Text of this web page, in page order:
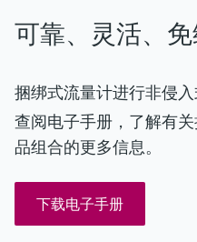
可靠、灵活、
捆绑式流量计进行非侵
查阅电子手册，了解有
品组合的更多信息。
下载电子手册